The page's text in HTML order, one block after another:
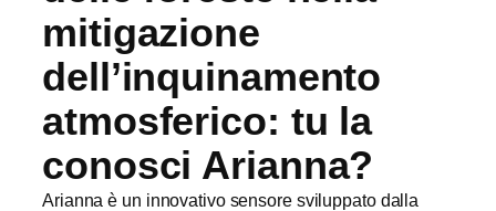
mitigazione
dell’inquinamento
atmosferico: tu la
conosci Arianna?
Arianna è un innovativo sensore sviluppato dalla